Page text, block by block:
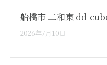
船橋市 二和東 dd-
2026年7月10日